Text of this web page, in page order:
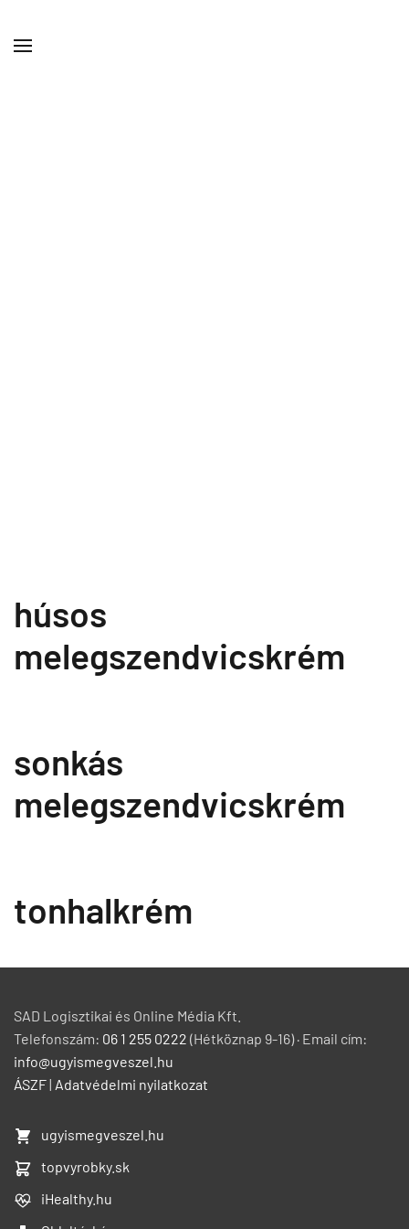
húsos
melegszendvicskrém
sonkás
melegszendvicskrém
tonhalkrém
SAD Logisztikai és Online Média Kft.
Telefonszám: 06 1 255 0222 (Hétköznap 9-16) · Email cím:
info@ugyismegveszel.hu
ÁSZF| Adatvédelmi nyilatkozat
ugyismegveszel.hu
topvyrobky.sk
iHealthy.hu